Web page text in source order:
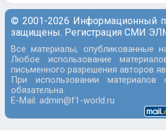
© 2001-2026 Информационный
защищены. Регистрация СМИ
Все материалы, опубликованные
Любое использование
письменного разрешения авторов
При использовании
обязательна.
E-Mail: admin@f1-world.ru